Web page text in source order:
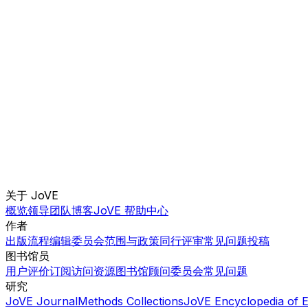
关于 JoVE
概览领导团队博客JoVE 帮助中心
作者
出版流程编辑委员会范围与政策同行评审常见问题投稿
图书馆员
用户评价订阅访问资源图书馆顾问委员会常见问题
研究
JoVE JournalMethods CollectionsJoVE Encyclopedia of